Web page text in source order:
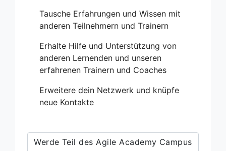
Tausche Erfahrungen und Wissen mit
anderen Teilnehmern und Trainern
Erhalte Hilfe und Unterstützung von
anderen Lernenden und unseren
erfahrenen Trainern und Coaches
Erweitere dein Netzwerk und knüpfe
neue Kontakte
Werde Teil des Agile Academy Campus